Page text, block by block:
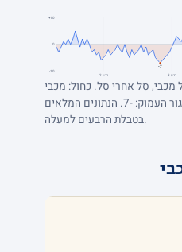
+10
0
-10
-7
רבע 2
רבע 3
סל אחרי סל. כחול: מכבי
מובילה. השיא: +9, הפיגור העמוק: -7. הנתונים המלאים
בטבלת הרבעים למעלה.